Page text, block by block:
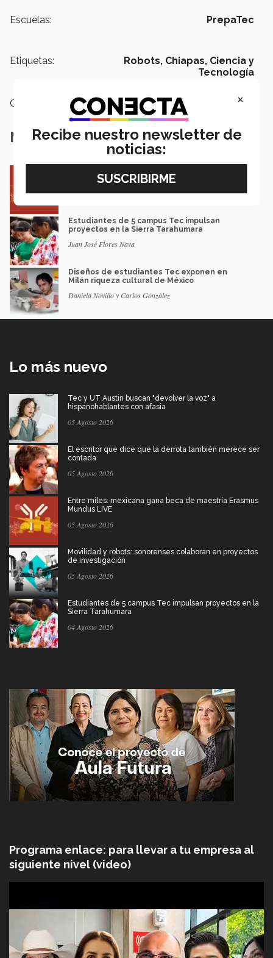
Escuelas: PrepaTec
Etiquetas: Robots, Chiapas, Ciencia y
Tecnología
Categoría: Educación
Notas Relacionadas
Erasmus Mundus LIVE
Natalia Croda
Estudiantes de 5 campus Tec impulsan
proyectos en la Sierra Tarahumara
Juan José Flores Nava
Diseños de estudiantes Tec exponen en
Milán riqueza cultural de México
Daniela Novillo y Carlos González
Lo más nuevo
Tec y UT Austin buscan "devolver la voz" a
hispanohablantes con afasia
05 Agosto 2026
El escritor que dice que la derrota también merece ser
contada
05 Agosto 2026
Entre miles: mexicana gana beca de maestría Erasmus
Mundus LIVE
05 Agosto 2026
Movilidad y robots: sonorenses colaboran en proyectos
de investigación
05 Agosto 2026
Estudiantes de 5 campus Tec impulsan proyectos en la
Sierra Tarahumara
04 Agosto 2026
Programa enlace: para llevar a tu empresa al
siguiente nivel (video)
×
Recibe nuestro newsletter de
noticias: